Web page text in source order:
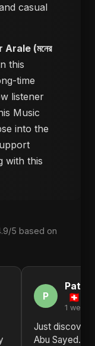
casual
(মনের
this
time
listener
Music
into the
with this
5 based on
P
1 week
Just
Abu Sayed.